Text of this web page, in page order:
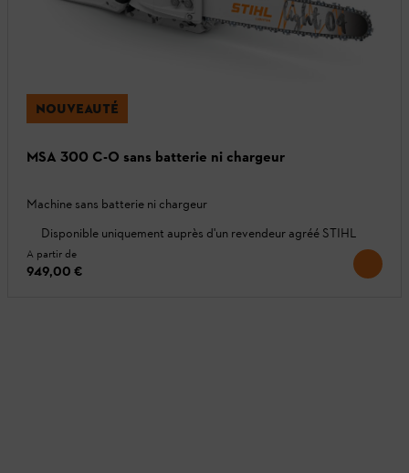
NOUVEAUTÉ
MSA 300 C-O sans batterie ni chargeur
Machine sans batterie ni chargeur
Disponible uniquement auprès d'un revendeur agréé STIHL
A partir de
949,00 €